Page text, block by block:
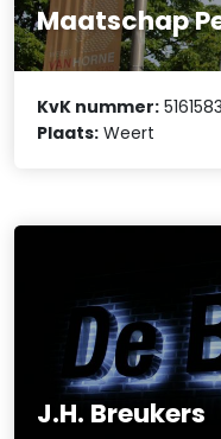
Maatschap
KvK nummer:
Plaats: Weert
J.H. Breukers